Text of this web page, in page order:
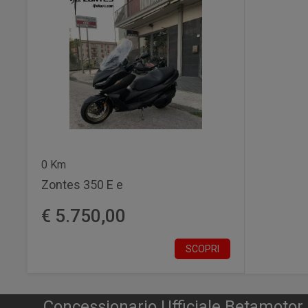
0 Km
Zontes 350 E e
€ 5.750,00
SCOPRI